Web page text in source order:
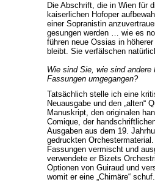
Die Abschrift, die in Wien für
kaiserlichen Hofoper
einer Sopranistin
gesungen werden … wie es
führen neue Ossias in
bleibt. Sie verfälschen
Wie sind Sie, wie sind
Fassungen umgegangen?
Tatsächlich stelle ich eine
Neuausgabe und den „alten“
Manuskript, den originalen
Comique, der
Ausgaben aus dem 19.
gedruckten
Fassungen vermischt und
verwendete er Bizets
Optionen von Guiraud und
womit er eine „Chimäre“ schuf.